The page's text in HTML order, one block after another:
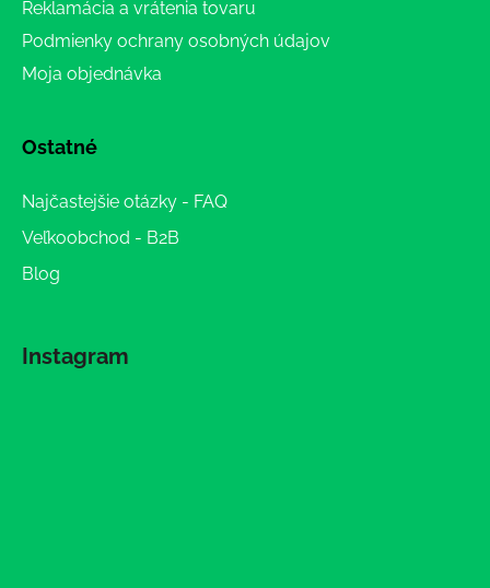
Reklamácia a vrátenia tovaru
Podmienky ochrany osobných údajov
Moja objednávka
Ostatné
Najčastejšie otázky - FAQ
Veľkoobchod - B2B
Blog
Instagram